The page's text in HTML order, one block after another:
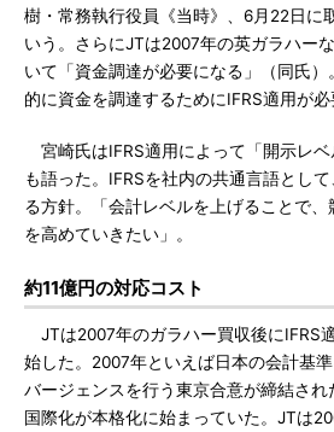
樹・常務執行役員《当時》、6月22日に
いう。さらにJTは2007年の英ガラハー
いて「資金調達が必要になる」（同氏
的に資金を調達するためにIFRS適用が必
宮崎氏はIFRS適用によって「開示レベ
も語った。IFRSを社内の共通言語とし
る方針。「会計レベルを上げることで
を高めていきたい」。
約11億円の対応コスト
JTは2007年のガラハー買収後にIFRS
始した。2007年といえば日本の会計基
バージェンスを行う東京合意が締結さ
国際化が本格化に始まっていた。JTは